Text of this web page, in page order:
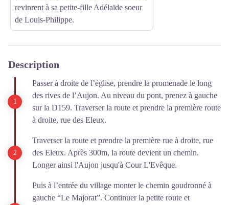
revinrent à sa petite-fille Adélaïde soeur
de Louis-Philippe.
Description
Passer à droite de l’église, prendre la promenade le long
des rives de l’Aujon. Au niveau du pont, prenez à gauche
sur la D159. Traverser la route et prendre la première route
à droite, rue des Eleux.
Traverser la route et prendre la première rue à droite, rue
des Eleux. Après 300m, la route devient un chemin.
Longer ainsi l'Aujon jusqu'à Cour L'Evêque.
Puis à l’entrée du village monter le chemin goudronné à
gauche “Le Majorat”. Continuer la petite route et